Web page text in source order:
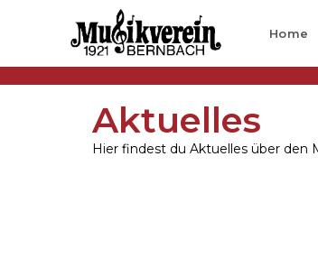
Home
Aktuelles
Hier findest du Aktuelles über den